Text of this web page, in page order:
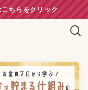
ちらをクリック